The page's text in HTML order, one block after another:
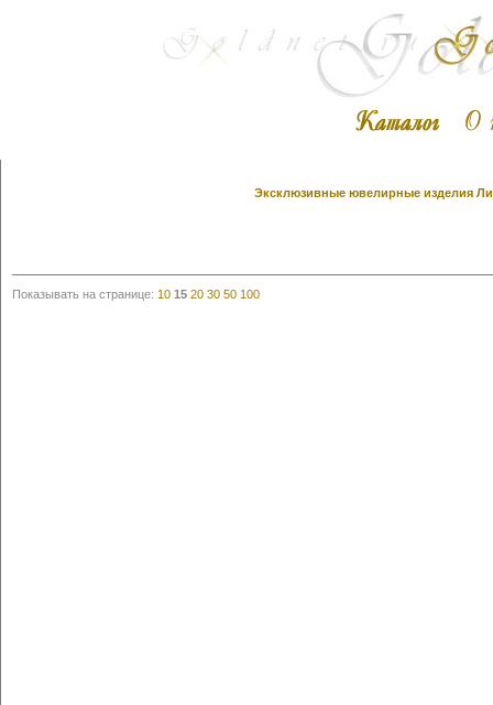
Эксклюзивные ювелирные изделия
Показывать на странице: 10 15 20 30 50 100